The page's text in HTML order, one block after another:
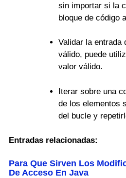
sin importar si la
bloque de código
Validar la entrada
válido, puede
valor válido.
Iterar sobre una
de los elementos
del bucle y
Entradas relacionadas:
Para Que Sirven Los
De Acceso En Java